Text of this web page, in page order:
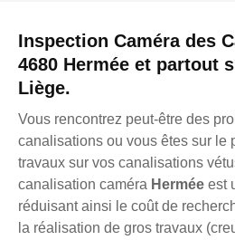
Inspection Caméra des
4680 Hermée et partout
Liège.
Vous rencontrez peut-être des
canalisations ou vous êtes sur le
travaux sur vos canalisations
canalisation caméra Hermée est
réduisant ainsi le coût de
la réalisation de gros travaux